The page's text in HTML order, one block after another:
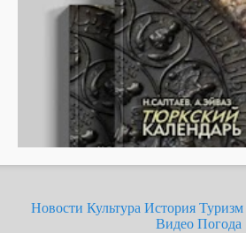
Новости Культура История Туризм
Видео Погода